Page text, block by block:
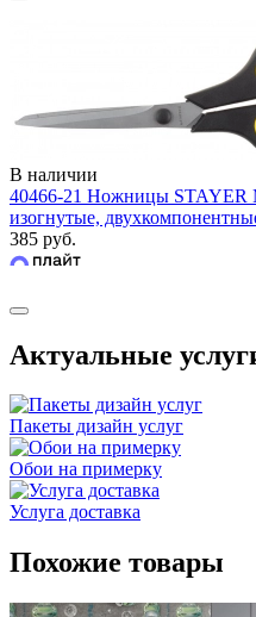
В наличии
40466-21 Ножницы STAYER
изогнутые,
385 руб.
Актуальные
Пакеты дизайн услуг
Обои на примерку
Услуга доставка
Похожие товары